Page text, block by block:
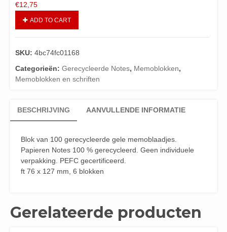
€12,75
ADD TO CART
SKU: 4bc74fc01168
Categorieën: Gerecycleerde Notes, Memoblokken,
Memoblokken en schriften
BESCHRIJVING AANVULLENDE INFORMATIE
Blok van 100 gerecycleerde gele memoblaadjes.
Papieren Notes 100 % gerecycleerd. Geen individuele
verpakking. PEFC gecertificeerd.
ft 76 x 127 mm, 6 blokken
Gerelateerde producten